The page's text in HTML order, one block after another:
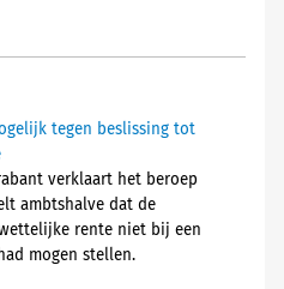
tegen beslissing tot
verklaart het beroep
ambtshalve dat de
rente niet bij een
mogen stellen.